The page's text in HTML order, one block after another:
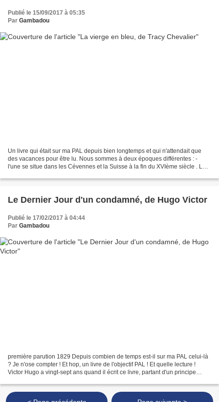
Publié le 15/09/2017 à 05:35
Par Gambadou
Un livre qui était sur ma PAL depuis bien longtemps et qui n'attendait que
des vacances pour être lu. Nous sommes à deux époques différentes : -
l'une se situe dans les Cévennes et la Suisse à la fin du XVIème siècle . La
Le Dernier Jour d'un condamné, de Hugo Victor
Publié le 17/02/2017 à 04:44
Par Gambadou
première parution 1829 Depuis combien de temps est-il sur ma PAL celui-là
? Je n'ose compter ! Et hop, un livre de l'objectif PAL ! Et quelle lecture !
Victor Hugo a vingt-sept ans quand il écrit ce livre, partant d'un principe